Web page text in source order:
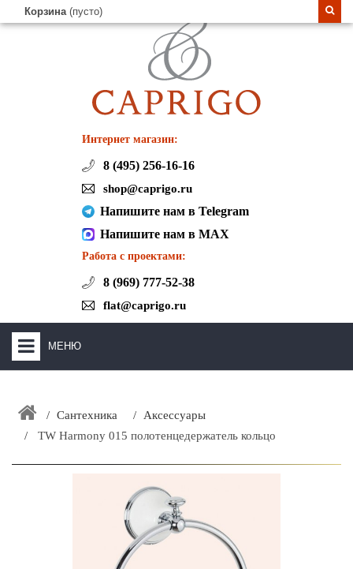
Корзина (пусто)
Интернет магазин:
8 (495) 256-16-16
shop@caprigo.ru
Напишите нам в Telegram
Напишите нам в MAX
Работа с проектами:
8 (969) 777-52-38
flat@caprigo.ru
МЕНЮ
ЗАКАЗАТЬ РАСЧЕТ КУХНИ CAPRIGO
Сантехника
Аксессуары
TW Harmony 015 полотенцедержатель кольцо